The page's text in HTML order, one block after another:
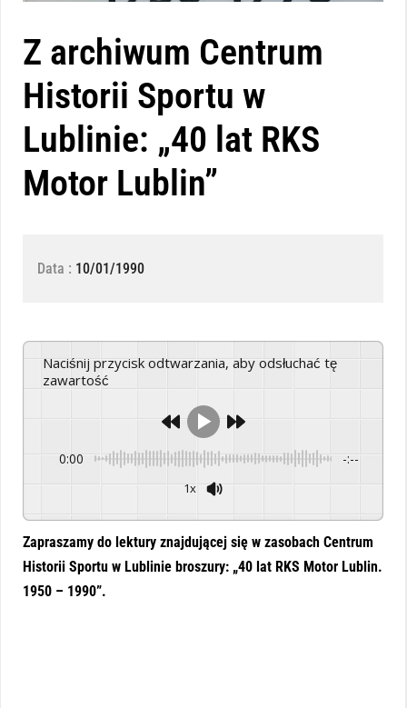
Z archiwum Centrum
Historii Sportu w
Lublinie: „40 lat RKS
Motor Lublin”
Data : 10/01/1990
Naciśnij przycisk odtwarzania, aby odsłuchać tę
zawartość
0:00 -:--
1x
Zapraszamy do lektury znajdującej się w zasobach Centrum
Historii Sportu w Lublinie broszury: „40 lat RKS Motor Lublin.
1950 – 1990”.